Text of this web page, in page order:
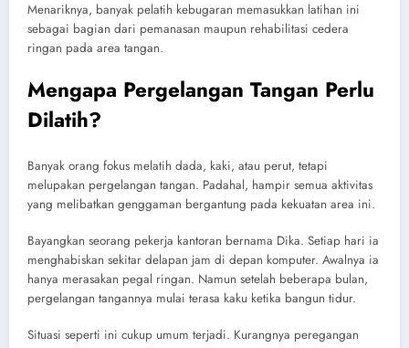
Menariknya, banyak pelatih kebugaran memasukkan latihan ini
sebagai bagian dari pemanasan maupun rehabilitasi cedera
ringan pada area tangan.
Mengapa Pergelangan Tangan Perlu
Dilatih?
Banyak orang fokus melatih dada, kaki, atau perut, tetapi
melupakan pergelangan tangan. Padahal, hampir semua aktivitas
yang melibatkan genggaman bergantung pada kekuatan area ini.
Bayangkan seorang pekerja kantoran bernama Dika. Setiap hari ia
menghabiskan sekitar delapan jam di depan komputer. Awalnya ia
hanya merasakan pegal ringan. Namun setelah beberapa bulan,
pergelangan tangannya mulai terasa kaku ketika bangun tidur.
Situasi seperti ini cukup umum terjadi. Kurangnya peregangan